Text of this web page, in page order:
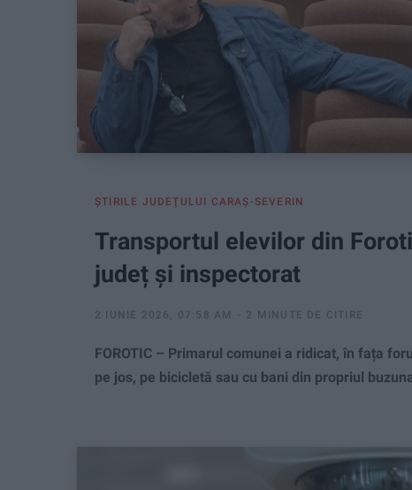
ŞTIRILE JUDEŢULUI CARAŞ-SEVERIN
Transportul elevilor din
județ și inspectorat
2 IUNIE 2026, 07:58 AM 2 MINUTE DE CITIRE
FOROTIC – Primarul comunei a ridicat, în fața
pe jos, pe bicicletă sau cu bani din propriul